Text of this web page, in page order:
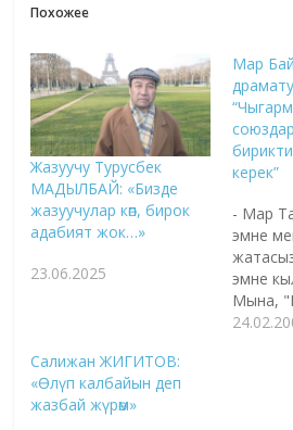
Похожее
Жазуучу Турусбек
МАДЫЛБАЙ: «Бизде
жазуучулар көп, бирок
адабият жок…»
23.06.2025
Мар
керек”
- Мар
эмне
эмне
Мына,
Салижан ЖИГИТОВ:
«Өлүп калбайын деп
жазбай жүрөм»